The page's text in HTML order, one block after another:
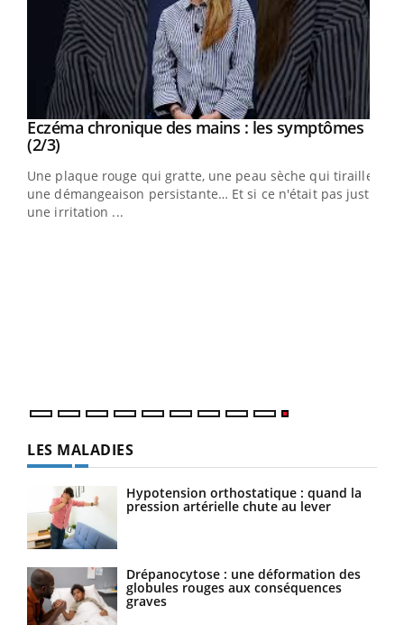
Youtube
Eczéma chronique des mains : les symptômes
(2/3)Youtube
Une plaque rouge qui gratte, une peau sèche qui tiraille,
une démangeaison persistante… Et si ce n'était pas juste
une irritation ...
LES MALADIES
Hypotension orthostatique : quand la
pression artérielle chute au lever
Drépanocytose : une déformation des
globules rouges aux conséquences
graves